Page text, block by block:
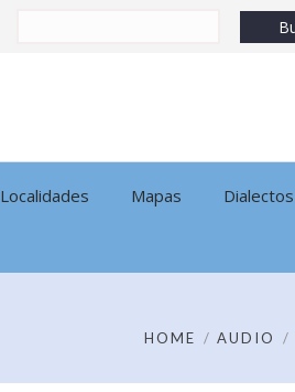
Localidades Mapas Dialectos
HOME AUDIO